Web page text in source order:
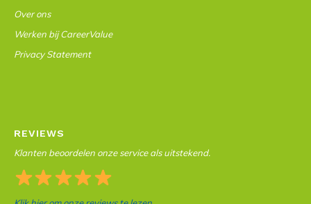
Over ons
Werken bij CareerValue
Privacy Statement
REVIEWS
Klanten beoordelen onze service als uitstekend.